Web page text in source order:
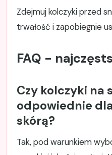
Zdejmuj kolczyki przed
trwałość i zapobiegnie
FAQ -
Czy kolczyki na
odpowiednie
skórą?
Tak, pod warunkiem